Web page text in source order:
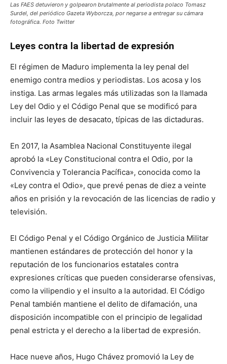
Las FAES detuvieron y golpearon brutalmente al periodista polaco Tomasz
Surdel, del periódico Gazeta Wyborcza, por negarse a entregar su cámara
fotográfica. Foto Twitter
Leyes contra la libertad de expresión
El régimen de Maduro implementa la ley penal del
enemigo contra medios y periodistas. Los acosa y los
instiga. Las armas legales más utilizadas son la llamada
Ley del Odio y el Código Penal que se modificó para
incluir las leyes de desacato, típicas de las dictaduras.
En 2017, la Asamblea Nacional Constituyente ilegal
aprobó la «Ley Constitucional contra el Odio, por la
Convivencia y Tolerancia Pacífica», conocida como la
«Ley contra el Odio», que prevé penas de diez a veinte
años en prisión y la revocación de las licencias de radio y
televisión.
El Código Penal y el Código Orgánico de Justicia Militar
mantienen estándares de protección del honor y la
reputación de los funcionarios estatales contra
expresiones críticas que pueden considerarse ofensivas,
como la vilipendio y el insulto a la autoridad. El Código
Penal también mantiene el delito de difamación, una
disposición incompatible con el principio de legalidad
penal estricta y el derecho a la libertad de expresión.
Hace nueve años, Hugo Chávez promovió la Ley de